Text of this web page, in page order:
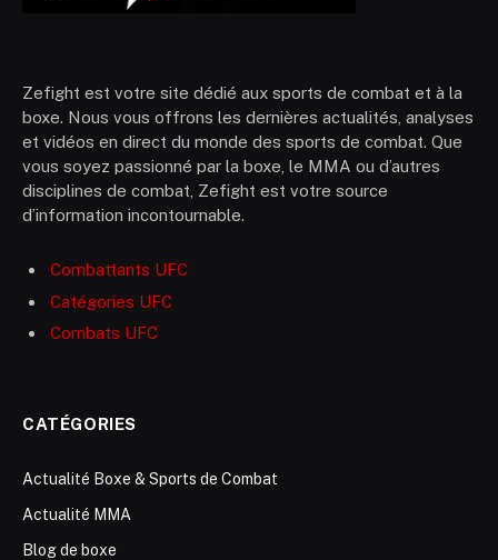
Zefight est votre site dédié aux sports de combat et à la
boxe. Nous vous offrons les dernières actualités, analyses
et vidéos en direct du monde des sports de combat. Que
vous soyez passionné par la boxe, le MMA ou d’autres
disciplines de combat, Zefight est votre source
d’information incontournable.
Combattants UFC
Catégories UFC
Combats UFC
CATÉGORIES
Actualité Boxe & Sports de Combat
Actualité MMA
Blog de boxe